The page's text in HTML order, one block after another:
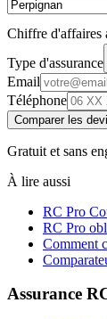
Chiffre d'affaires
Type d'assurance
Email
Téléphone
Comparer les
Gratuit et sans
À lire aussi
RC Pro
RC Pro
Comment
Assurance